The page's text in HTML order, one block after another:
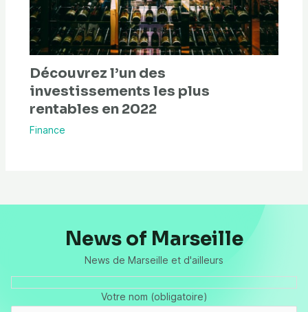
Découvrez l’un des
investissements les plus
rentables en 2022
Finance
News of Marseille
News de Marseille et d'ailleurs
Votre nom (obligatoire)